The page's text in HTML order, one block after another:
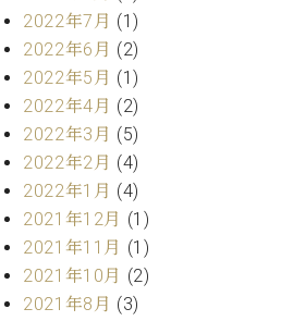
カ
デ
ミ
ー
W.
ホ
フ
マ
ン
プ
ロ
フ
ム東
京の
ご案
内
(PDF)
お
問
い
合
わ
せ
2022年7月 (1)
2022年6月 (2)
2022年5月 (1)
2022年4月 (2)
2022年3月 (5)
2022年2月 (4)
2022年1月 (4)
2021年12月 (1)
2021年11月 (1)
2021年10月 (2)
2021年8月 (3)